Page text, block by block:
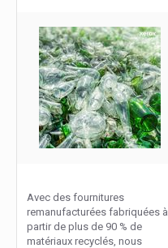
Avec des fournitures
remanufacturées fabriquées à
partir de plus de 90 % de
matériaux recyclés, nous